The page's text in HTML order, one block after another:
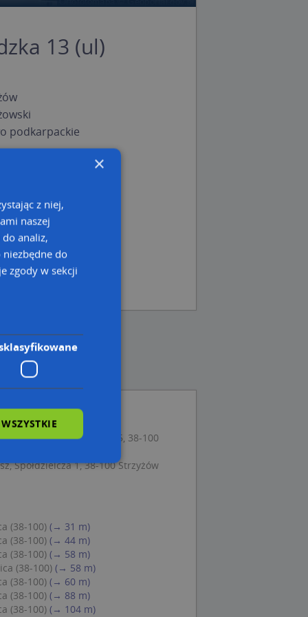
13 (ul)
podkarpackie
Kotlarz, ul. Przybosia 15, 38-100
Spółdzielcza 1, 38-100 Strzyżów
(38-100) (→ 31 m)
(38-100) (→ 44 m)
(38-100) (→ 58 m)
(38-100) (→ 58 m)
(38-100) (→ 60 m)
(38-100) (→ 88 m)
(38-100) (→ 104 m)
×
z niej,
naszej
analiz,
do
zgody w sekcji
użytkownika i
Script.com
zgody